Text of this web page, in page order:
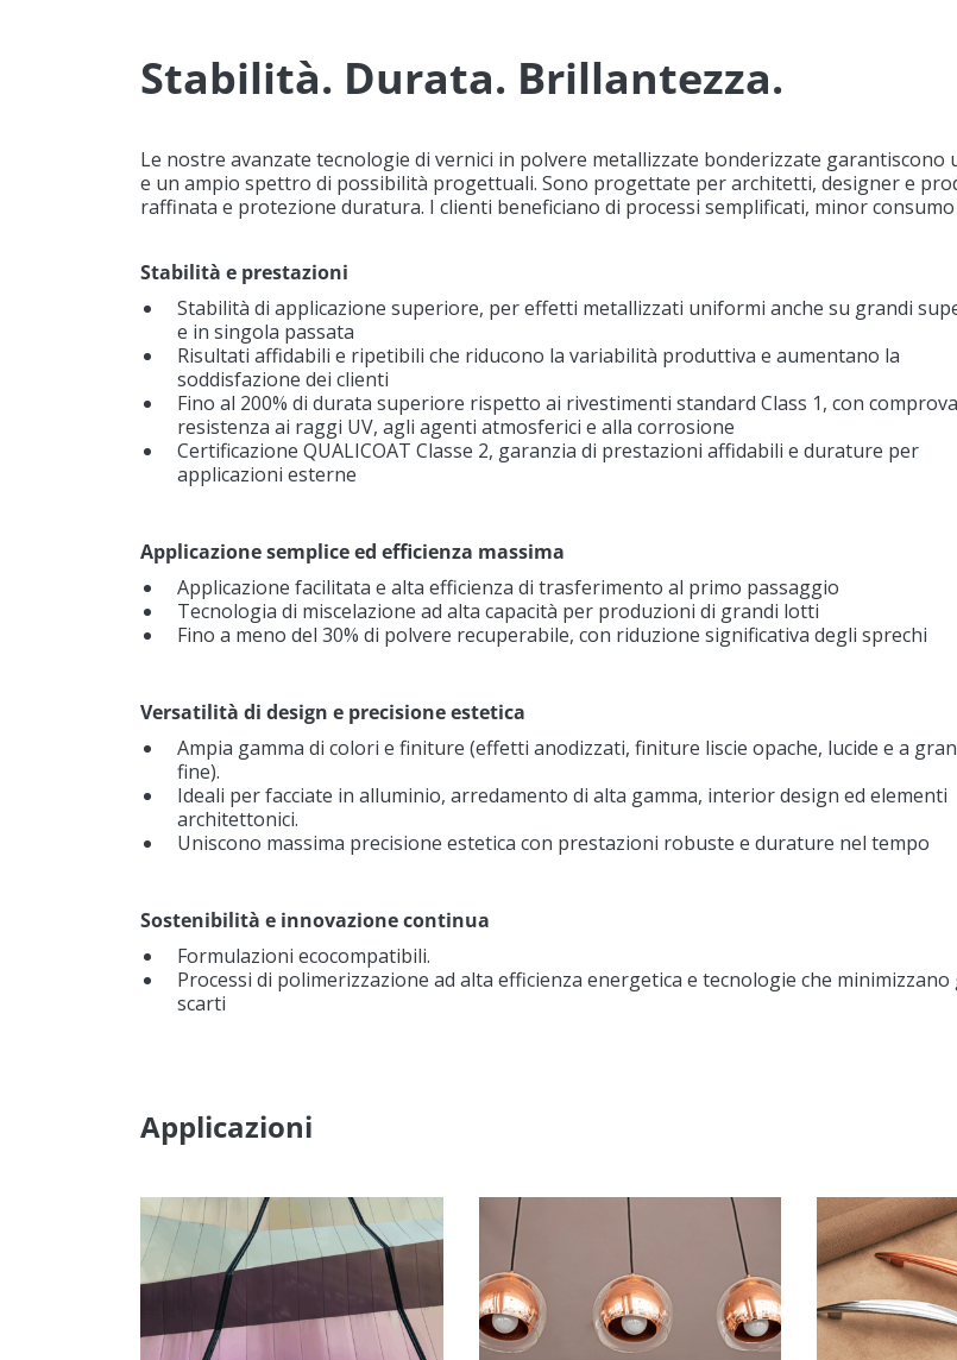
Stabilità. Durata. Brillantezza.
Le nostre avanzate tecnologie di vernici in polvere metallizzate bonderizzate garantiscono
e un ampio spettro di possibilità progettuali. Sono progettate per architetti, designer e
raffinata e protezione duratura. I clienti beneficiano di processi semplificati, minor
Stabilità e prestazioni
Stabilità di applicazione superiore, per effetti metallizzati uniformi anche su grandi
e in singola passata
Risultati affidabili e ripetibili che riducono la variabilità produttiva e aumentano la
soddisfazione dei clienti
Fino al 200% di durata superiore rispetto ai rivestimenti standard Class 1, con
resistenza ai raggi UV, agli agenti atmosferici e alla corrosione
Certificazione QUALICOAT Classe 2, garanzia di prestazioni affidabili e durature per
applicazioni esterne
Applicazione semplice ed efficienza massima
Applicazione facilitata e alta efficienza di trasferimento al primo passaggio
Tecnologia di miscelazione ad alta capacità per produzioni di grandi lotti
Fino a meno del 30% di polvere recuperabile, con riduzione significativa degli sprechi
Versatilità di design e precisione estetica
Ampia gamma di colori e finiture (effetti anodizzati, finiture liscie opache, lucide e a
fine).
Ideali per facciate in alluminio, arredamento di alta gamma, interior design ed elementi
architettonici.
Uniscono massima precisione estetica con prestazioni robuste e durature nel tempo
Sostenibilità e innovazione continua
Formulazioni ecocompatibili.
Processi di polimerizzazione ad alta efficienza energetica e tecnologie che minimizzano
scarti
Applicazioni